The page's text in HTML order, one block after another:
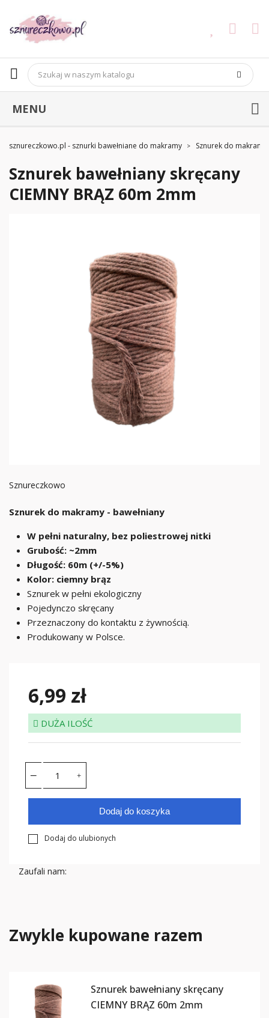
MENU
sznureczkowo.pl - sznurki bawełniane do makramy Sznurek do makramy
Sznurek bawełniany skręcany
CIEMNY BRĄZ 60m 2mm
Sznureczkowo
Sznurek do makramy - bawełniany
W pełni naturalny, bez poliestrowej nitki
Grubość: ~2mm
Długość: 60m (+/-5%)
Kolor: ciemny brąz
Sznurek w pełni ekologiczny
Pojedynczo skręcany
Przeznaczony do kontaktu z żywnością.
Produkowany w Polsce.
6,99 zł
DUŻA ILOŚĆ
Dodaj do koszyka
Dodaj do ulubionych
Zaufali nam:
Zwykle kupowane razem
Sznurek bawełniany skręcany
CIEMNY BRĄZ 60m 2mm